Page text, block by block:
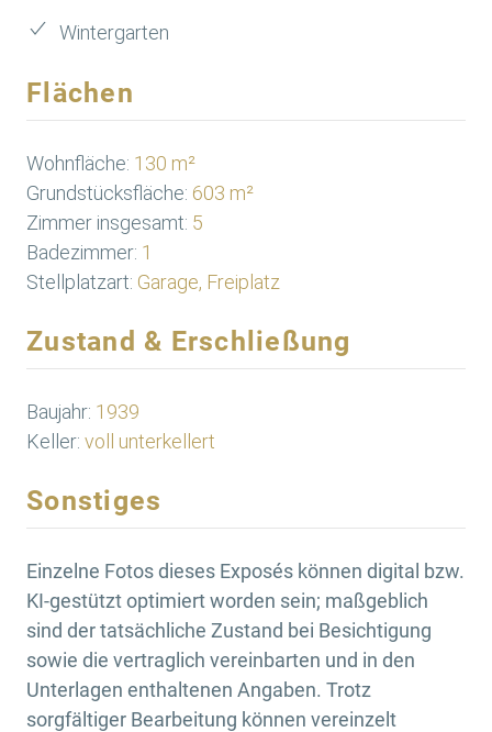
Wintergarten
Flächen
Wohnfläche: 130 m²
Grundstücksfläche: 603 m²
Zimmer insgesamt: 5
Badezimmer: 1
Stellplatzart: Garage, Freiplatz
Zustand & Erschließung
Baujahr: 1939
Keller: voll unterkellert
Sonstiges
Einzelne Fotos dieses Exposés können digital bzw.
KI-gestützt optimiert worden sein; maßgeblich
sind der tatsächliche Zustand bei Besichtigung
sowie die vertraglich vereinbarten und in den
Unterlagen enthaltenen Angaben. Trotz
sorgfältiger Bearbeitung können vereinzelt